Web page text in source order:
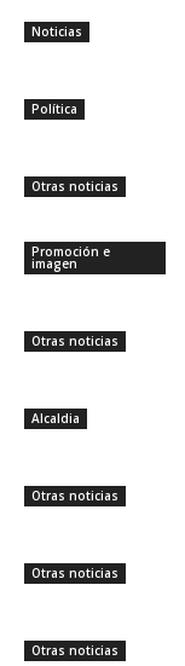
Noticias
Política
Otras noticias
Promoción e
imagen
Otras noticias
Alcaldia
Otras noticias
Otras noticias
Otras noticias